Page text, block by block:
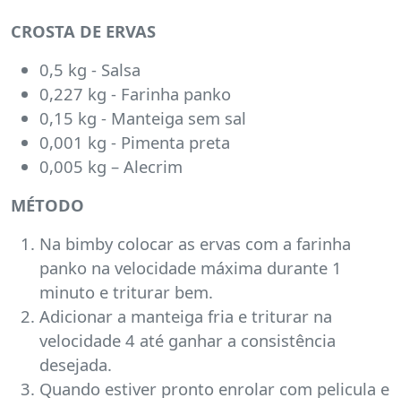
CROSTA DE ERVAS
0,5 kg - Salsa
0,227 kg - Farinha panko
0,15 kg - Manteiga sem sal
0,001 kg - Pimenta preta
0,005 kg – Alecrim
MÉTODO
Na bimby colocar as ervas com a farinha
panko na velocidade máxima durante 1
minuto e triturar bem.
Adicionar a manteiga fria e triturar na
velocidade 4 até ganhar a consistência
desejada.
Quando estiver pronto enrolar com pelicula e